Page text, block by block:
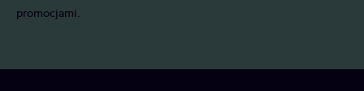
promocjami.